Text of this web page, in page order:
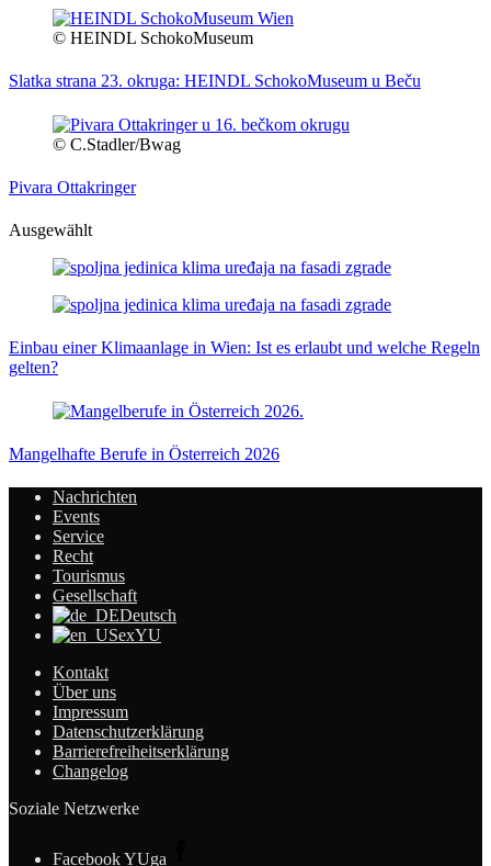
© HEINDL SchokoMuseum
Slatka strana 23. okruga: HEINDL SchokoMuseum u Beču
© C.Stadler/Bwag
Pivara Ottakringer
Ausgewählt
Einbau einer Klimaanlage in Wien: Ist es erlaubt und welche Regeln
gelten?
Mangelhafte Berufe in Österreich 2026
Nachrichten
Events
Service
Recht
Tourismus
Gesellschaft
Deutsch
exYU
Kontakt
Über uns
Impressum
Datenschutzerklärung
Barrierefreiheitserklärung
Changelog
Soziale Netzwerke
Facebook YUga